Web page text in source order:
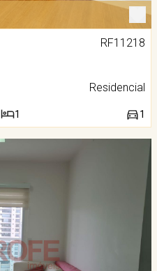
RF11218
Residencial
1 1